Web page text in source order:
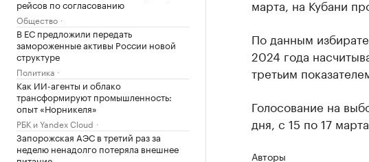
рейсов по согласованию
Общество
В ЕС предложили передать
замороженные активы России новой
структуре
Политика
Как ИИ-агенты и облако
трансформируют промышленность:
опыт «Норникеля»
РБК и Yandex Cloud
Запорожская АЭС в третий раз за
неделю ненадолго потеряла внешнее
марта, на Кубани
По данным
2024 года
третьим
Голосование на
дня, с 15 по 17 марта.
Авторы